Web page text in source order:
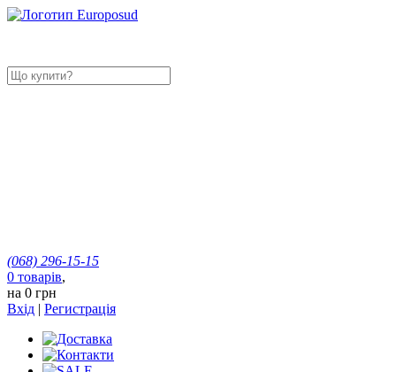
(068) 296-15-15
0 товарів,
на 0 грн
Вхід | Регистрація